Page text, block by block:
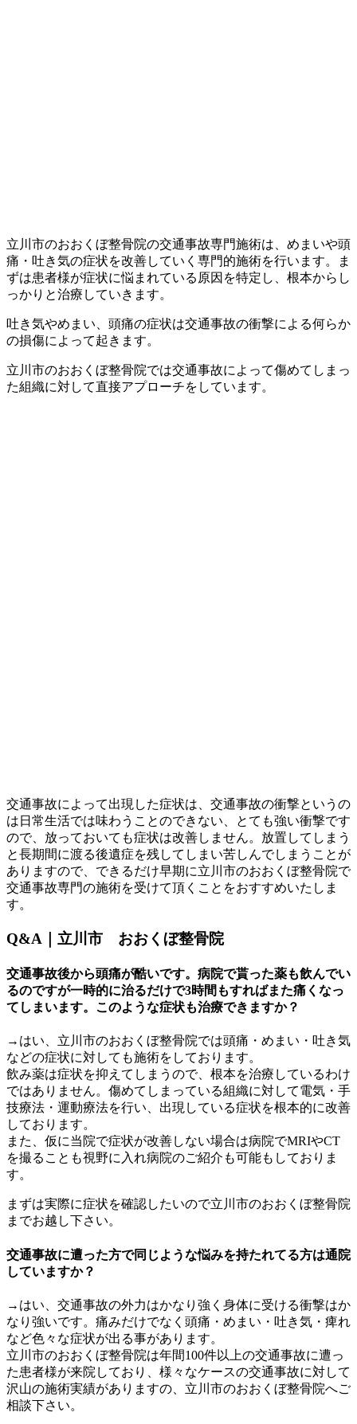
立川市のおおくぼ整骨院の交通事故専門施術は、めまいや頭
痛・吐き気の症状を改善していく専門的施術を行います。ま
ずは患者様が症状に悩まれている原因を特定し、根本からし
っかりと治療していきます。
吐き気やめまい、頭痛の症状は交通事故の衝撃による何らか
の損傷によって起きます。
立川市のおおくぼ整骨院では交通事故によって傷めてしまっ
た組織に対して直接アプローチをしています。
交通事故によって出現した症状は、交通事故の衝撃というの
は日常生活では味わうことのできない、とても強い衝撃です
ので、放っておいても症状は改善しません。放置してしまう
と長期間に渡る後遺症を残してしまい苦しんでしまうことが
ありますので、できるだけ早期に立川市のおおくぼ整骨院で
交通事故専門の施術を受けて頂くことをおすすめいたしま
す。
Q&A｜立川市 おおくぼ整骨院
交通事故後から頭痛が酷いです。病院で貰った薬も飲んでい
るのですが一時的に治るだけで3時間もすればまた痛くなっ
てしまいます。このような症状も治療できますか？
→はい、立川市のおおくぼ整骨院では頭痛・めまい・吐き気
などの症状に対しても施術をしております。
飲み薬は症状を抑えてしまうので、根本を治療しているわけ
ではありません。傷めてしまっている組織に対して電気・手
技療法・運動療法を行い、出現している症状を根本的に改善
しております。
また、仮に当院で症状が改善しない場合は病院でMRIやCT
を撮ることも視野に入れ病院のご紹介も可能もしておりま
す。
まずは実際に症状を確認したいので立川市のおおくぼ整骨院
までお越し下さい。
交通事故に遭った方で同じような悩みを持たれてる方は通院
していますか？
→はい、交通事故の外力はかなり強く身体に受ける衝撃はか
なり強いです。痛みだけでなく頭痛・めまい・吐き気・痺れ
など色々な症状が出る事があります。
立川市のおおくぼ整骨院は年間100件以上の交通事故に遭っ
た患者様が来院しており、様々なケースの交通事故に対して
沢山の施術実績がありますの、立川市のおおくぼ整骨院へご
相談下さい。